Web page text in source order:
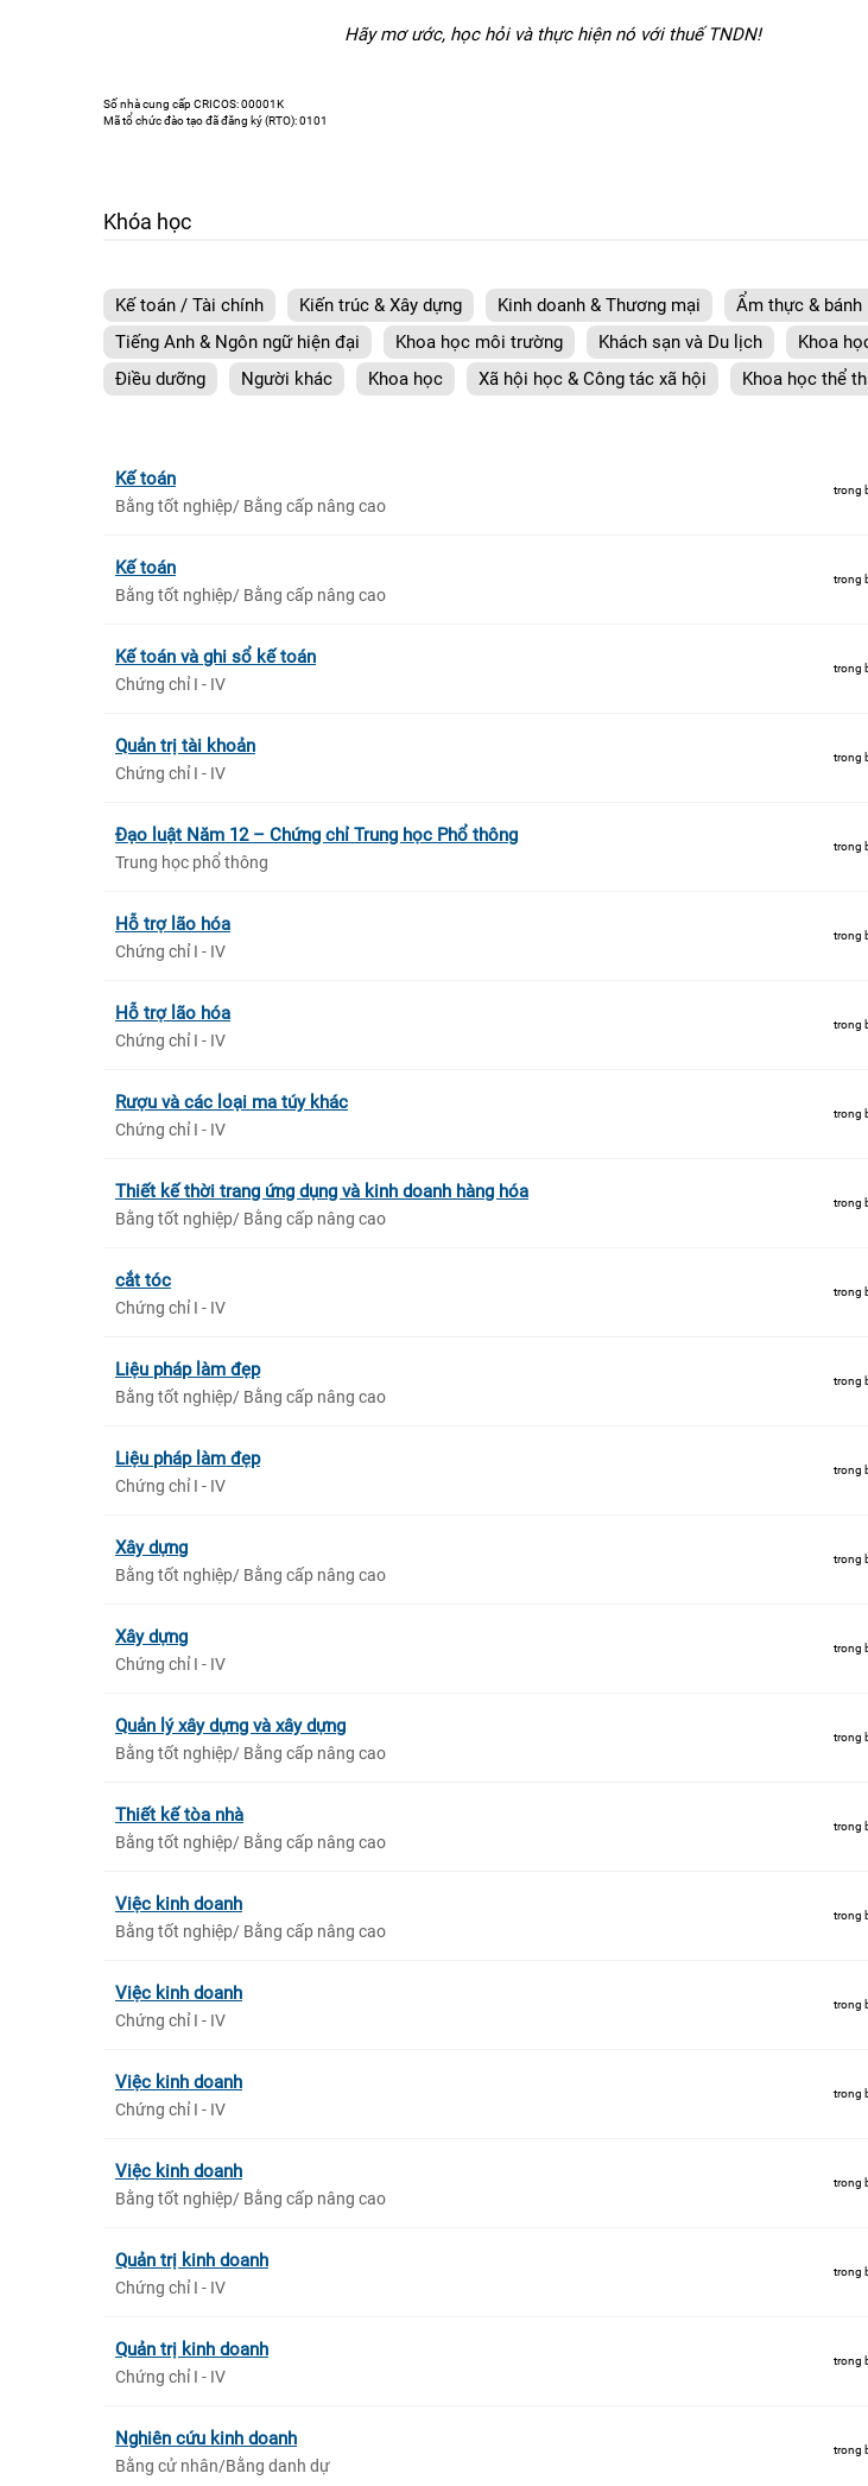
Hãy mơ ước, học hỏi và thực hiện nó với thuế TNDN!
Số nhà cung cấp CRICOS: 00001K
Mã tổ chức đào tạo đã đăng ký (RTO): 0101
Khóa học
Kế toán / Tài chính Kiến trúc & Xây dựng Kinh doanh & Thương mại Ẩm thực & bánh
Tiếng Anh & Ngôn ngữ hiện đại
Khoa học môi trường Khách sạn và Du lịch Khoa
Điều dưỡng
Người khác Khoa học Xã hội học & Công tác xã hội Khoa học thể
Kế toán
Bằng tốt nghiệp/ Bằng cấp nâng cao
trong
Kế toán
Bằng tốt nghiệp/ Bằng cấp nâng cao
trong
Kế toán và ghi sổ kế toán
Chứng chỉ I - IV
trong
Quản trị tài khoản
Chứng chỉ I - IV
trong
Đạo luật Năm 12 – Chứng chỉ Trung học Phổ thông
Trung học phổ thông
trong
Hỗ trợ lão hóa
Chứng chỉ I - IV
trong
Hỗ trợ lão hóa
Chứng chỉ I - IV
trong
Rượu và các loại ma túy khác
Chứng chỉ I - IV
trong
Thiết kế thời trang ứng dụng và kinh doanh hàng hóa
Bằng tốt nghiệp/ Bằng cấp nâng cao
trong
cắt tóc
Chứng chỉ I - IV
trong
Liệu pháp làm đẹp
Bằng tốt nghiệp/ Bằng cấp nâng cao
trong
Liệu pháp làm đẹp
Chứng chỉ I - IV
trong
Xây dựng
Bằng tốt nghiệp/ Bằng cấp nâng cao
trong
Xây dựng
Chứng chỉ I - IV
trong
Quản lý xây dựng và xây dựng
Bằng tốt nghiệp/ Bằng cấp nâng cao
trong
Thiết kế tòa nhà
Bằng tốt nghiệp/ Bằng cấp nâng cao
trong
Việc kinh doanh
Bằng tốt nghiệp/ Bằng cấp nâng cao
trong
Việc kinh doanh
Chứng chỉ I - IV
trong
Việc kinh doanh
Chứng chỉ I - IV
trong
Việc kinh doanh
Bằng tốt nghiệp/ Bằng cấp nâng cao
trong
Quản trị kinh doanh
Chứng chỉ I - IV
trong
Quản trị kinh doanh
Chứng chỉ I - IV
trong
Nghiên cứu kinh doanh
Bằng cử nhân/Bằng danh dự
trong